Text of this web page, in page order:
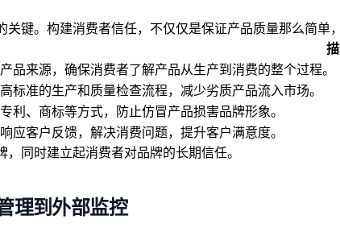
关键。构建消费者信任，不仅仅是保证产品质量那么简单
品来源，确保消费者了解产品从生产到消费的整个过程。
标准的生产和质量检查流程，减少劣质产品流入市场。
利、商标等方式，防止仿冒产品损害品牌形象。
应客户反馈，解决消费问题，提升客户满意度。
同时建立起消费者对品牌的长期信任。
理到外部监控